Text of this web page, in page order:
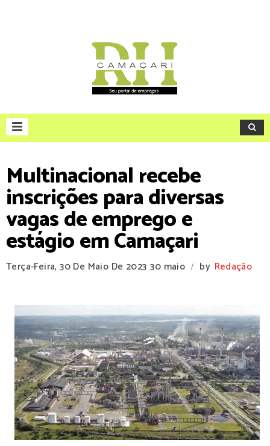
Multinacional recebe
inscrições para diversas
vagas de emprego e
estágio em Camaçari
Terça-Feira, 30 De Maio De 2023 30 maio / by Redação